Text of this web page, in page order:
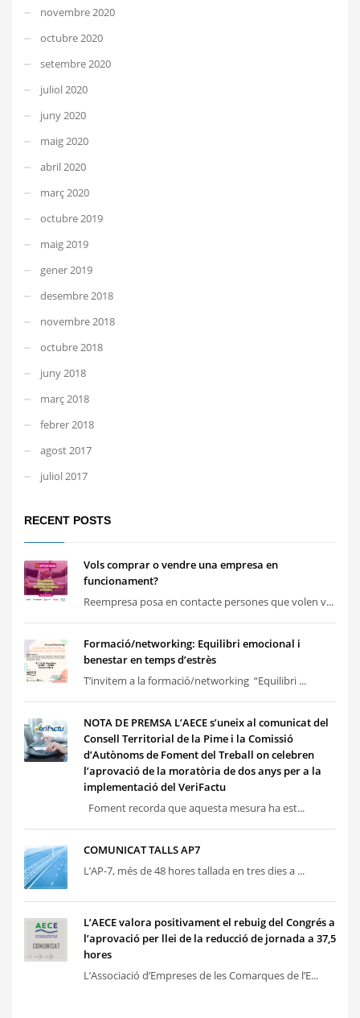
novembre 2020
octubre 2020
setembre 2020
juliol 2020
juny 2020
maig 2020
abril 2020
març 2020
octubre 2019
maig 2019
gener 2019
desembre 2018
novembre 2018
octubre 2018
juny 2018
març 2018
febrer 2018
agost 2017
juliol 2017
RECENT POSTS
Vols comprar o vendre una empresa en
funcionament?
Reempresa posa en contacte persones que volen v...
Formació/networking: Equilibri emocional i
benestar en temps d’estrès
T’invitem a la formació/networking “Equilibri ...
NOTA DE PREMSA L’AECE s’uneix al comunicat del
Consell Territorial de la Pime i la Comissió
d’Autònoms de Foment del Treball on celebren
l’aprovació de la moratòria de dos anys per a la
implementació del VeriFactu
Foment recorda que aquesta mesura ha est...
COMUNICAT TALLS AP7
L’AP-7, més de 48 hores tallada en tres dies a ...
L’AECE valora positivament el rebuig del Congrés a
l’aprovació per llei de la reducció de jornada a 37,5
hores
L’Associació d’Empreses de les Comarques de l’E...